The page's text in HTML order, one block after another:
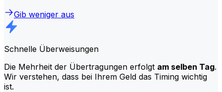
Gib weniger aus
Schnelle Überweisungen
Die Mehrheit der Übertragungen erfolgt am selben Tag.
Wir verstehen, dass bei Ihrem Geld das Timing wichtig
ist.